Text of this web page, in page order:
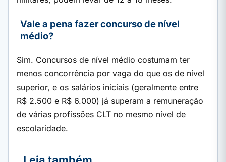
Vale a pena fazer concurso de nível
médio?
Sim. Concursos de nível médio costumam ter
menos concorrência por vaga do que os de nível
superior, e os salários iniciais (geralmente entre
R$ 2.500 e R$ 6.000) já superam a remuneração
de várias profissões CLT no mesmo nível de
escolaridade.